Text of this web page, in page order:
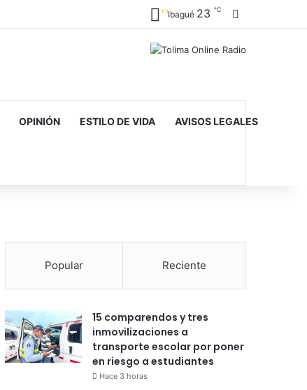
Ibagué 23 ℃
OPINIÓN ESTILO DE VIDA AVISOS LEGALES
Popular Reciente
15 comparendos y tres
inmovilizaciones a
transporte escolar por poner
en riesgo a estudiantes
Hace 3 horas